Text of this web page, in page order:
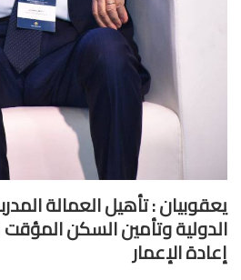
: تأهيل العمالة
وتأمين السكن المؤقت
الإعمار